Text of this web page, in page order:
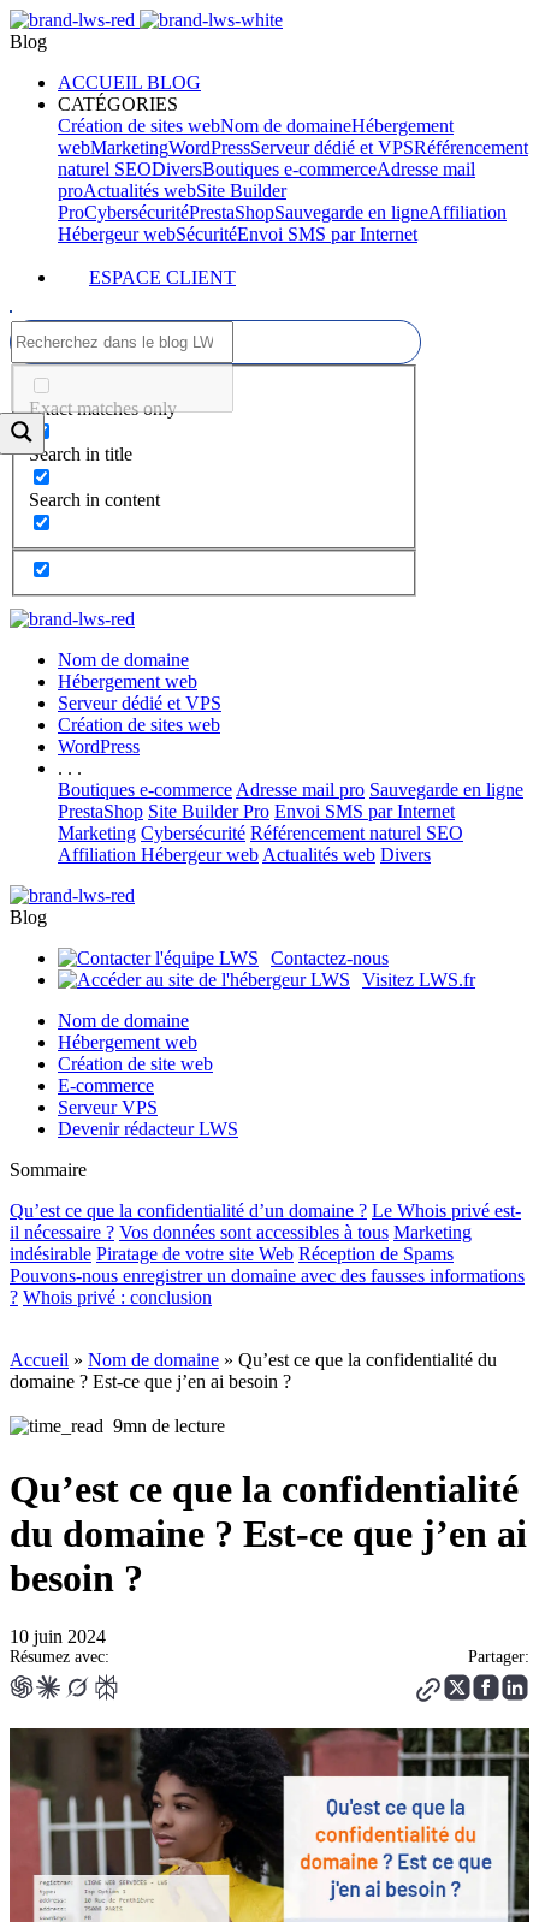
Blog
ACCUEIL BLOG
CATÉGORIES
Création de sites webNom de domaineHébergement
webMarketingWordPressServeur dédié et VPSRéférencement
naturel SEODiversBoutiques e-commerceAdresse mail
proActualités webSite Builder
ProCybersécuritéPrestaShopSauvegarde en ligneAffiliation
Hébergeur webSécuritéEnvoi SMS par Internet
ESPACE CLIENT
Exact matches only
Search in title
Search in content
Nom de domaine
Hébergement web
Serveur dédié et VPS
Création de sites web
WordPress
. . .
Boutiques e-commerce Adresse mail pro Sauvegarde en ligne
PrestaShop Site Builder Pro Envoi SMS par Internet
Marketing Cybersécurité Référencement naturel SEO
Affiliation Hébergeur web Actualités web Divers
Blog
Contactez-nous
Visitez LWS.fr
Nom de domaine
Hébergement web
Création de site web
E-commerce
Serveur VPS
Devenir rédacteur LWS
Sommaire
Qu’est ce que la confidentialité d’un domaine ? Le Whois privé est-
il nécessaire ? Vos données sont accessibles à tous Marketing
indésirable Piratage de votre site Web Réception de Spams
Pouvons-nous enregistrer un domaine avec des fausses informations
? Whois privé : conclusion
Accueil » Nom de domaine » Qu’est ce que la confidentialité du
domaine ? Est-ce que j’en ai besoin ?
9mn de lecture
Qu’est ce que la confidentialité
du domaine ? Est-ce que j’en ai
besoin ?
10 juin 2024
Résumez avec: Partager: